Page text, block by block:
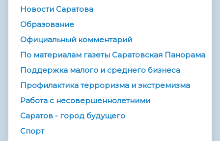
Новости Саратова
Образование
Официальный комментарий
По материалам газеты Саратовская Панорама
Поддержка малого и среднего бизнеса
Профилактика терроризма и экстремизма
Работа с несовершеннолетними
Саратов - город будущего
Спорт